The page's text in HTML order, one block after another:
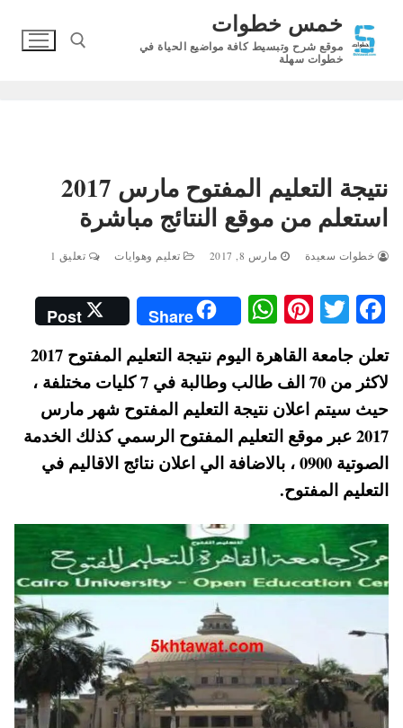
المحتوى
خمس خطوات
موقع شرح وتبسيط كافة مواضيع الحياة في
خطوات سهلة
نتيجة التعليم المفتوح مارس 2017
استعلم من موقع النتائج مباشرة
خطوات سعيدة مارس 8, 2017 تعليم وهوايات تعليق 1
Fa
ce
bo
ok
T
wi
tte
r
Pi
nt
er
es
t
W
ha
ts
A
pp
Share
Post
تعلن جامعة القاهرة اليوم نتيجة التعليم المفتوح 2017
لاكثر من 70 الف طالب وطالبة في 7 كليات مختلفة ،
حيث سيتم اعلان نتيجة التعليم المفتوح شهر مارس
2017 عبر موقع التعليم المفتوح الرسمي كذلك الخدمة
الصوتية 0900 ، بالاضافة الي اعلان نتائج الاقاليم في
التعليم المفتوح.